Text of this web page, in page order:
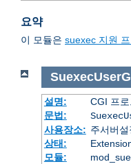
요약
이 모듈은 suexec 지원
설명:
CGI 프
문법:
사용장소: 주서버
상태:
모듈: